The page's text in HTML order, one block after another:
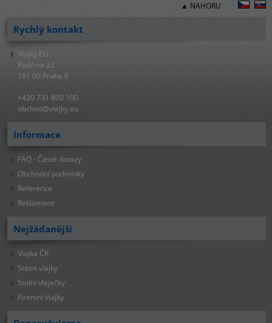
▲ NAHORU
Rychlý kontakt
Vlajky.EU
Radčina 22
161 00 Praha 6
+420 731 800 100
obchod@vlajky.eu
Informace
FAQ - Časté dotazy
Obchodní podmínky
Reference
Reklamace
Nejžádanější
Vlajka ČR
Státní vlajky
Stolní vlaječky
Firemní vlajky